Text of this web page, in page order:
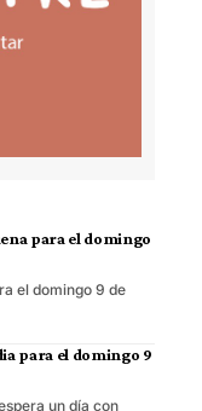
para el domingo
el domingo 9 de
para el domingo 9
un día con